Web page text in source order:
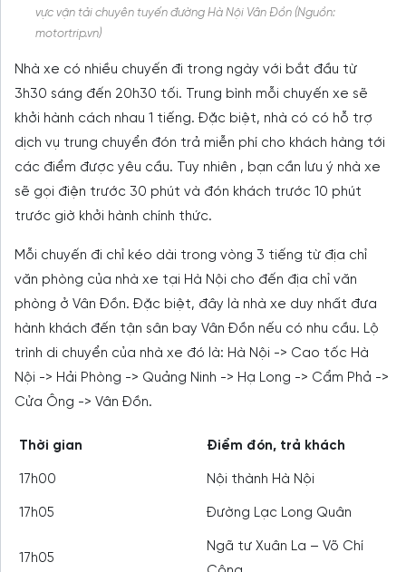
vực vận tải chuyên tuyến đường Hà Nội Vân Đồn (Nguồn:
motortrip.vn)
Nhà xe có nhiều chuyến đi trong ngày với bắt đầu từ
3h30 sáng đến 20h30 tối. Trung bình mỗi chuyến xe sẽ
khởi hành cách nhau 1 tiếng. Đặc biệt, nhà có có hỗ trợ
dịch vụ trung chuyển đón trả miễn phí cho khách hàng tới
các điểm được yêu cầu. Tuy nhiên , bạn cần lưu ý nhà xe
sẽ gọi điện trước 30 phút và đón khách trước 10 phút
trước giờ khởi hành chính thức.
Mỗi chuyến đi chỉ kéo dài trong vòng 3 tiếng từ địa chỉ
văn phòng của nhà xe tại Hà Nội cho đến địa chỉ văn
phòng ở Vân Đồn. Đặc biệt, đây là nhà xe duy nhất đưa
hành khách đến tận sân bay Vân Đồn nếu có nhu cầu. Lộ
trình di chuyển của nhà xe đó là: Hà Nội -> Cao tốc Hà
Nội -> Hải Phòng -> Quảng Ninh -> Hạ Long -> Cẩm Phả ->
Cửa Ông -> Vân Đồn.
Thời gian Điểm đón, trả khách
17h00 Nội thành Hà Nội
17h05 Đường Lạc Long Quân
17h05
Ngã tư Xuân La – Võ Chí